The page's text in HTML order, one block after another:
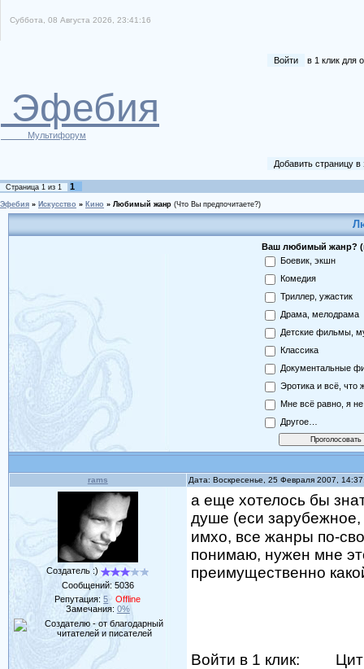
Суббота, 08 Августа 2026, 23:41:16
Войти в 1 клик для
Эфебия
Мультифорум
Добавить страницу
Страница 1 из 1 1
Эфебия » Искусство » Кино » Любимый жанр (Что Вы предпочитаете?)
Ваш любимый жанр?
Боевик, экшн
Комедия
Триллер, ужастик
Драма, мелодрама
Детские фильмы,
Классика
Документальные
Эротика и всё, что
Мне всё равно, я
Другое…
rams Дата: Воскресенье, 25 Февраля 2007,
Создатель :)
Сообщений: 5036
Репутация:5
Offline
Замечания: 0%
а еще хотелось бы
душе (еси
имхо, все жанры по-
понимаю, нужен мне
преимущественно
Войти в 1 клик: